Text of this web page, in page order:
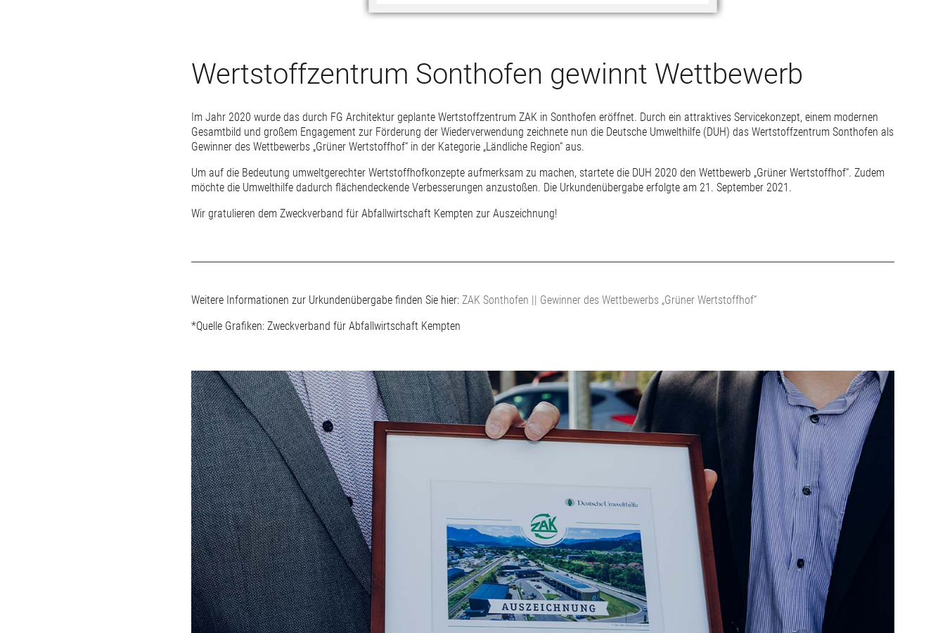
Wertstoffzentrum Sonthofen gewinnt Wettbewerb
Im Jahr 2020 wurde das durch FG Architektur geplante Wertstoffzentrum ZAK in Sonthofen eröffnet. Durch ein attraktives Servicekonzept, einem modernen
Gesamtbild und großem Engagement zur Förderung der Wiederverwendung zeichnete nun die Deutsche Umwelthilfe (DUH) das Wertstoffzentrum Sonthofen als
Gewinner des Wettbewerbs „Grüner Wertstoffhof“ in der Kategorie „Ländliche Region“ aus.
Um auf die Bedeutung umweltgerechter Wertstoffhofkonzepte aufmerksam zu machen, startete die DUH 2020 den Wettbewerb „Grüner Wertstoffhof“. Zudem
möchte die Umwelthilfe dadurch flächendeckende Verbesserungen anzustoßen. Die Urkundenübergabe erfolgte am 21. September 2021.
Wir gratulieren dem Zweckverband für Abfallwirtschaft Kempten zur Auszeichnung!
Weitere Informationen zur Urkundenübergabe finden Sie hier: ZAK Sonthofen || Gewinner des Wettbewerbs „Grüner Wertstoffhof“
*Quelle Grafiken: Zweckverband für Abfallwirtschaft Kempten